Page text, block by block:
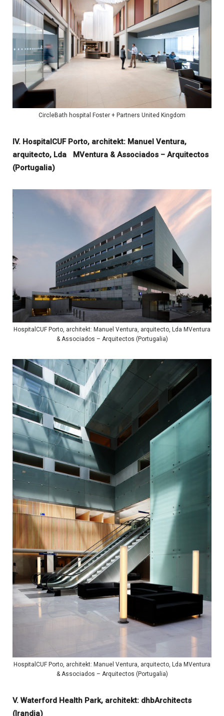
CircleBath hospital Foster + Partners United Kingdom
IV. HospitalCUF Porto, architekt: Manuel Ventura,
arquitecto, Lda MVentura & Associados – Arquitectos
(Portugalia)
HospitalCUF Porto, architekt: Manuel Ventura, arquitecto, Lda MVentura
& Associados – Arquitectos (Portugalia)
HospitalCUF Porto, architekt: Manuel Ventura, arquitecto, Lda MVentura
& Associados – Arquitectos (Portugalia)
V. Waterford Health Park, architekt: dhbArchitects
(Irandia)